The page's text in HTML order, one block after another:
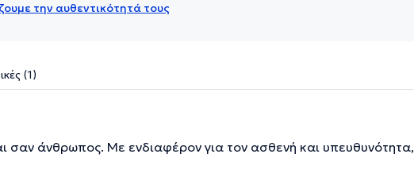
την αυθεντικότητά τους
(1)
σαν άνθρωπος. Με ενδιαφέρον για τον ασθενή και υπευθυνότητα,